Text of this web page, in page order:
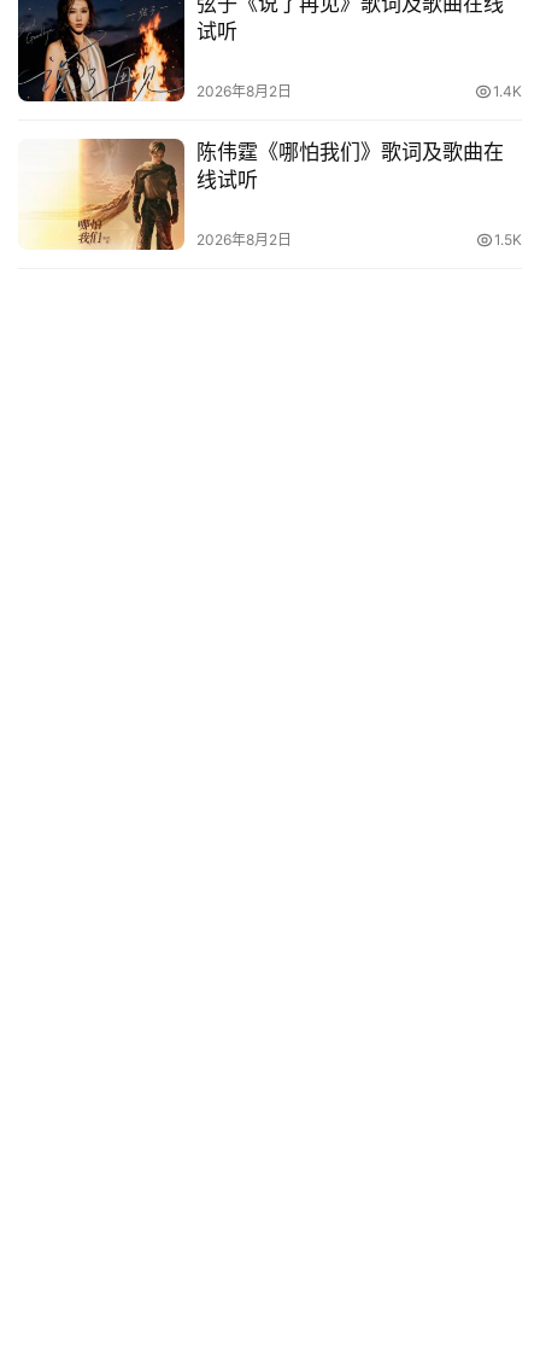
试听
2026年8月2日 1.4K
陈伟霆《哪怕我们》歌词及歌曲在
线试听
2026年8月2日 1.5K